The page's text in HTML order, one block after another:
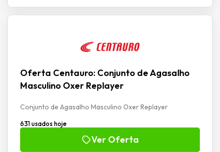
Oferta Centauro: Conjunto de Agasalho
Masculino Oxer Replayer
Conjunto de Agasalho Masculino Oxer Replayer
631 usados hoje
Ver Oferta